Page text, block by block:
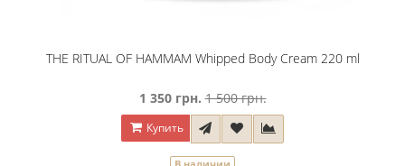
THE RITUAL OF HAMMAM Whipped Body Cream 220 ml
1 350 грн. 1 500 грн.
Купить